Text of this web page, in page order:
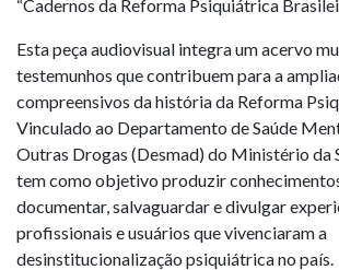
“Cadernos da Reforma Psiquiátrica
Esta peça audiovisual integra um acervo
testemunhos que contribuem para a
compreensivos da história da Reforma
Vinculado ao Departamento de Saúde
Outras Drogas (Desmad) do Ministério da
tem como objetivo produzir
documentar, salvaguardar e divulgar
profissionais e usuários que vivenciaram a
desinstitucionalização psiquiátrica no país.